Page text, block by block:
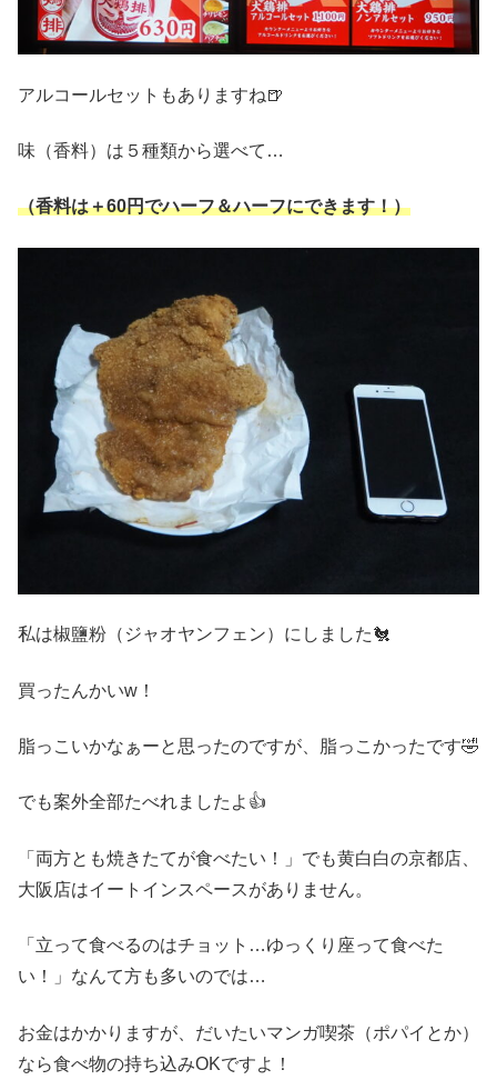
アルコールセットもありますね🍺
味（香料）は５種類から選べて…
（香料は＋60円でハーフ＆ハーフにできます！）
私は椒鹽粉（ジャオヤンフェン）にしました🐔
買ったんかいw！
脂っこいかなぁーと思ったのですが、脂っこかったです🤣
でも案外全部たべれましたよ👍
「両方とも焼きたてが食べたい！」でも黄白白の京都店、
大阪店はイートインスペースがありません。
「立って食べるのはチョット…ゆっくり座って食べた
い！」なんて方も多いのでは…
お金はかかりますが、だいたいマンガ喫茶（ポパイとか）
なら食べ物の持ち込みOKですよ！